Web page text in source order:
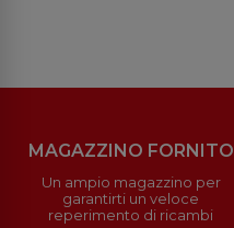
MAGAZZINO FORNITO
Un ampio magazzino per
garantirti un veloce
reperimento di ricambi